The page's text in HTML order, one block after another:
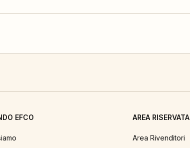
EFCO AREA RISERVATA
Area Rivenditori